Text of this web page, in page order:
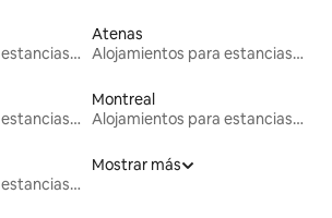
Alojamientos para estancias largas
Atenas
Alojamientos para estancias largas
Alojamientos para estancias largas
Montreal
Alojamientos para estancias largas
Alojamientos para estancias largas
Mostrar más